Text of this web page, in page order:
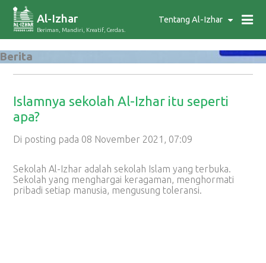
Al-Izhar
Beriman, Mandiri, Kreatif, Cerdas.
Tentang Al-Izhar
Berita
Islamnya sekolah Al-Izhar itu seperti
apa?
Di posting pada 08 November 2021, 07:09
Sekolah Al-Izhar adalah sekolah Islam yang terbuka.
Sekolah yang menghargai keragaman, menghormati
pribadi setiap manusia, mengusung toleransi.